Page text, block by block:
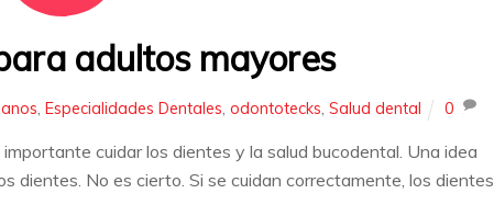
adultos mayores
, Especialidades Dentales, odontotecks, Salud dental 0
cuidar los dientes y la salud bucodental. Una idea
dientes. No es cierto. Si se cuidan correctamente, los dientes